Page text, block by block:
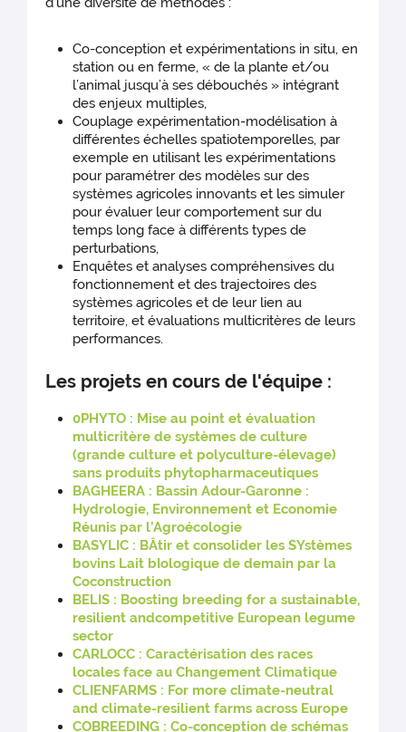
Co-conception et expérimentations in situ, en
station ou en ferme, « de la plante et/ou
l’animal jusqu’à ses débouchés » intégrant
des enjeux multiples,
Couplage expérimentation-modélisation à
différentes échelles spatiotemporelles, par
exemple en utilisant les expérimentations
pour paramétrer des modèles sur des
systèmes agricoles innovants et les simuler
pour évaluer leur comportement sur du
temps long face à différents types de
perturbations,
Enquêtes et analyses compréhensives du
fonctionnement et des trajectoires des
systèmes agricoles et de leur lien au
territoire, et évaluations multicritères de leurs
performances.
Les projets en cours de l'équipe :
0PHYTO : Mise au point et évaluation
multicritère de systèmes de culture
(grande culture et polyculture-élevage)
sans produits phytopharmaceutiques
BAGHEERA : Bassin Adour-Garonne :
Hydrologie, Environnement et Economie
Réunis par l’Agroécologie
BASYLIC : BÂtir et consolider les SYstèmes
bovins Lait bIologique de demain par la
Coconstruction
BELIS : Boosting breeding for a sustainable,
resilient andcompetitive European legume
sector
CARLOCC : Caractérisation des races
locales face au Changement Climatique
CLIENFARMS : For more climate-neutral
and climate-resilient farms across Europe
COBREEDING : Co-conception de schémas